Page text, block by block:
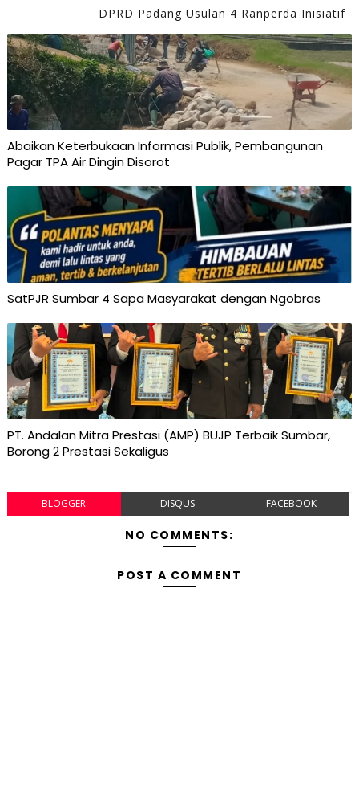
DPRD Padang Usulan 4 Ranperda Inisiatif
Abaikan Keterbukaan Informasi Publik, Pembangunan
Pagar TPA Air Dingin Disorot
SatPJR Sumbar 4 Sapa Masyarakat dengan Ngobras
PT. Andalan Mitra Prestasi (AMP) BUJP Terbaik Sumbar,
Borong 2 Prestasi Sekaligus
BLOGGER DISQUS FACEBOOK
NO COMMENTS:
POST A COMMENT